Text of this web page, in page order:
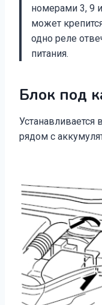
номерами 3, 9
может
одно реле
питания.
Блок под
Устанавливается
рядом с